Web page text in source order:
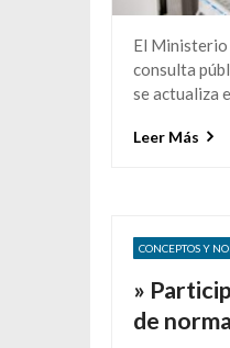
El Ministerio
consulta
se actualiza
Leer Más
CONCEPTOS Y
»
de